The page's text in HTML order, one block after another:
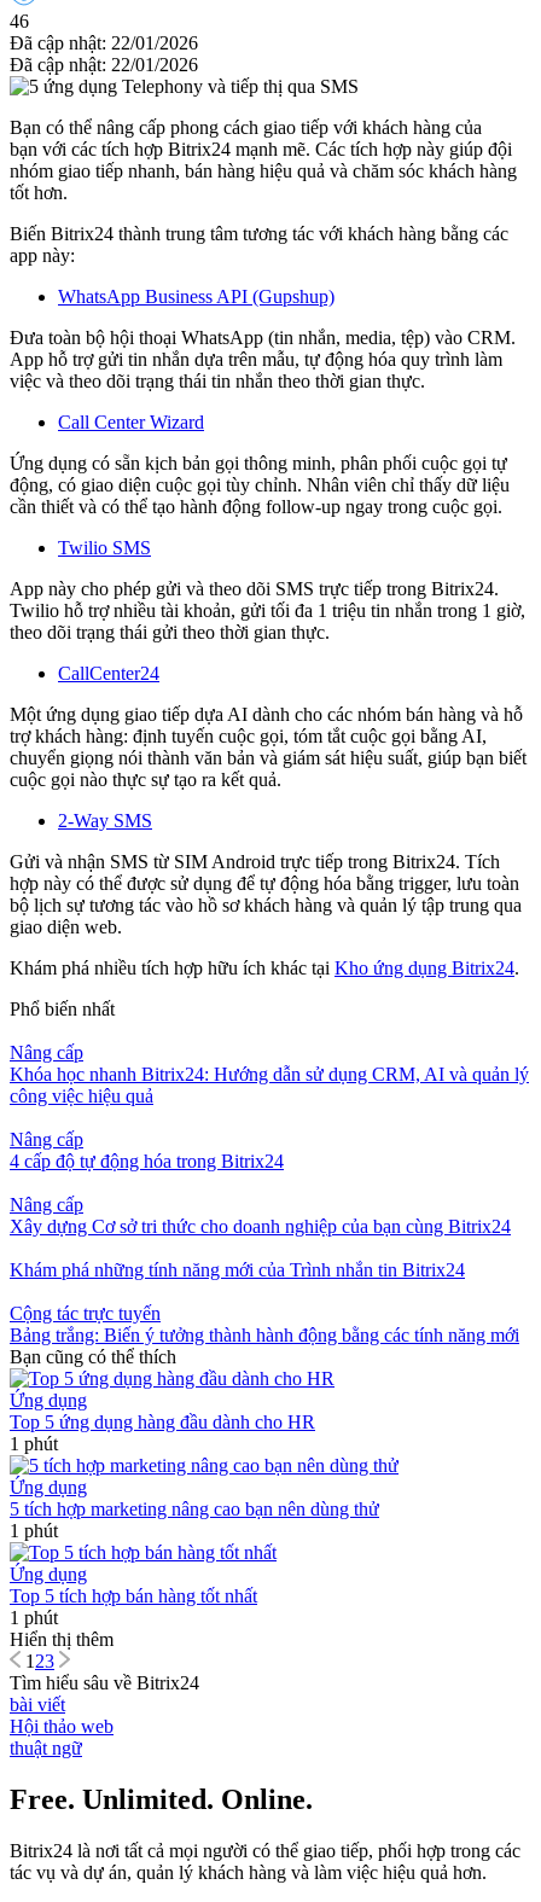
46
Đã cập nhật: 22/01/2026
Đã cập nhật: 22/01/2026
Bạn có thể nâng cấp phong cách giao tiếp với khách hàng của
bạn với các tích hợp Bitrix24 mạnh mẽ. Các tích hợp này giúp đội
nhóm giao tiếp nhanh, bán hàng hiệu quả và chăm sóc khách hàng
tốt hơn.
Biến Bitrix24 thành trung tâm tương tác với khách hàng bằng các
app này:
WhatsApp Business API (Gupshup)
Đưa toàn bộ hội thoại WhatsApp (tin nhắn, media, tệp) vào CRM.
App hỗ trợ gửi tin nhắn dựa trên mẫu, tự động hóa quy trình làm
việc và theo dõi trạng thái tin nhắn theo thời gian thực.
Call Center Wizard
Ứng dụng có sẵn kịch bản gọi thông minh, phân phối cuộc gọi tự
động, có giao diện cuộc gọi tùy chỉnh. Nhân viên chỉ thấy dữ liệu
cần thiết và có thể tạo hành động follow-up ngay trong cuộc gọi.
Twilio SMS
App này cho phép gửi và theo dõi SMS trực tiếp trong Bitrix24.
Twilio hỗ trợ nhiều tài khoản, gửi tối đa 1 triệu tin nhắn trong 1 giờ,
theo dõi trạng thái gửi theo thời gian thực.
CallCenter24
Một ứng dụng giao tiếp dựa AI dành cho các nhóm bán hàng và hỗ
trợ khách hàng: định tuyến cuộc gọi, tóm tắt cuộc gọi bằng AI,
chuyển giọng nói thành văn bản và giám sát hiệu suất, giúp bạn biết
cuộc gọi nào thực sự tạo ra kết quả.
2-Way SMS
Gửi và nhận SMS từ SIM Android trực tiếp trong Bitrix24. Tích
hợp này có thể được sử dụng để tự động hóa bằng trigger, lưu toàn
bộ lịch sự tương tác vào hồ sơ khách hàng và quản lý tập trung qua
giao diện web.
Khám phá nhiều tích hợp hữu ích khác tại Kho ứng dụng Bitrix24.
Phổ biến nhất
Nâng cấp
Khóa học nhanh Bitrix24: Hướng dẫn sử dụng CRM, AI và quản lý
công việc hiệu quả
Nâng cấp
4 cấp độ tự động hóa trong Bitrix24
Nâng cấp
Xây dựng Cơ sở tri thức cho doanh nghiệp của bạn cùng Bitrix24
Khám phá những tính năng mới của Trình nhắn tin Bitrix24
Cộng tác trực tuyến
Bảng trắng: Biến ý tưởng thành hành động bằng các tính năng mới
Bạn cũng có thể thích
Ứng dụng
Top 5 ứng dụng hàng đầu dành cho HR
1 phút
Ứng dụng
5 tích hợp marketing nâng cao bạn nên dùng thử
1 phút
Ứng dụng
Top 5 tích hợp bán hàng tốt nhất
1 phút
Hiển thị thêm
123
Tìm hiểu sâu về Bitrix24
bài viết
Hội thảo web
thuật ngữ
Free. Unlimited. Online.
Bitrix24 là nơi tất cả mọi người có thể giao tiếp, phối hợp trong các
tác vụ và dự án, quản lý khách hàng và làm việc hiệu quả hơn.